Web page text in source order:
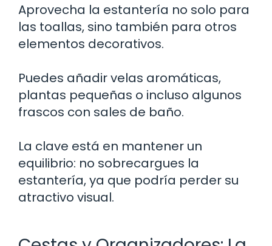
Aprovecha la estantería no solo para
las toallas, sino también para otros
elementos decorativos.
Puedes añadir velas aromáticas,
plantas pequeñas o incluso algunos
frascos con sales de baño.
La clave está en mantener un
equilibrio: no sobrecargues la
estantería, ya que podría perder su
atractivo visual.